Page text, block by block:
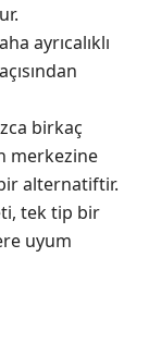
ayrıcalıklı
birkaç
merkezine
alternatiftir.
tek tip bir
uyum